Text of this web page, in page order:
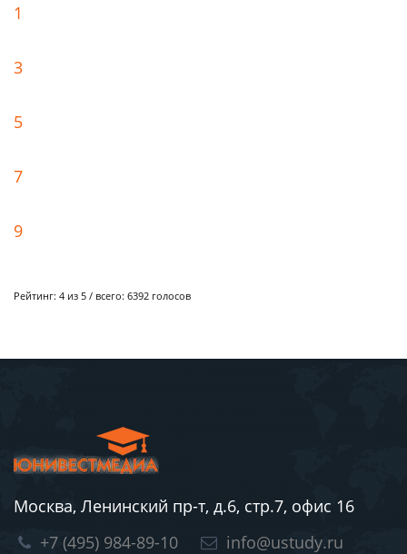
1
3
5
7
9
Рейтинг: 4 из 5 / всего: 6392 голосов
Москва, Ленинский пр-т, д.6, стр.7, офис 16
+7 (495) 984-89-10
info@ustudy.ru